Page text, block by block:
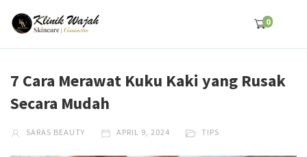
0
7 Cara Merawat Kuku Kaki yang Rusak
Secara Mudah
SARAS BEAUTY APRIL 9, 2024 TIPS